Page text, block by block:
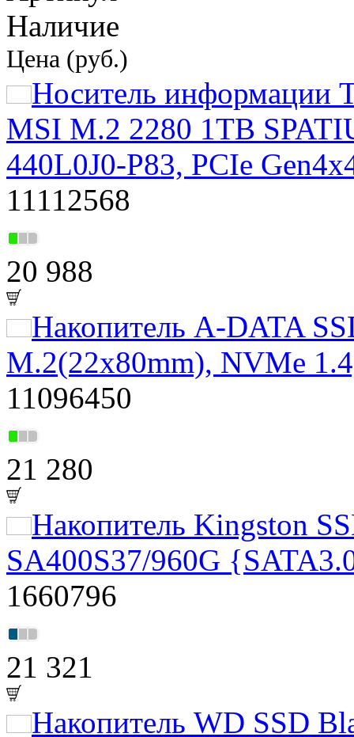
Наличие
Цена (руб.)
Носитель информации
MSI M.2 2280 1TB
440L0J0-P83, PCIe
11112568
20 988
Накопитель A-DATA
M.2(22x80mm), NVMe
11096450
21 280
Накопитель Kingston
SA400S37/960G
1660796
21 321
Накопитель WD SSD